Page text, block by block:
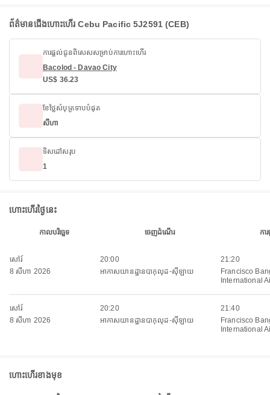
ព័ត៌មានជើងហោះហើរ Cebu Pacific 5J2591 (CEB)
ការផ្តល់ជូនពិសេសសម្រាប់ការហោះហើរ
Bacolod - Davao City
US$ 36.23
ខែថ្លៃសំបុត្រទាបបំផុត
សីហា
ទិសដៅសរុប
1
ហោះហើរថ្ងៃនេះ
កាលបរិច្ឆេទ ចេញដំណើរ កា
សៅរ៍
8 សីហា 2026
20:00
អាកាសយានដ្ឋានបាកុលុដ-ស៊ីឡាយ
21:20
Francisco
International
សៅរ៍
8 សីហា 2026
20:20
អាកាសយានដ្ឋានបាកុលុដ-ស៊ីឡាយ
21:40
Francisco
International
ហោះហើរខាងមុខ